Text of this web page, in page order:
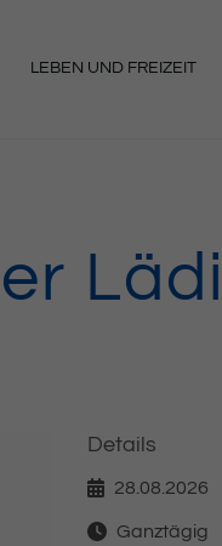
LEBEN UND FREIZEIT
Details
Datum
28.08.2026
Zeit
Ganztägig